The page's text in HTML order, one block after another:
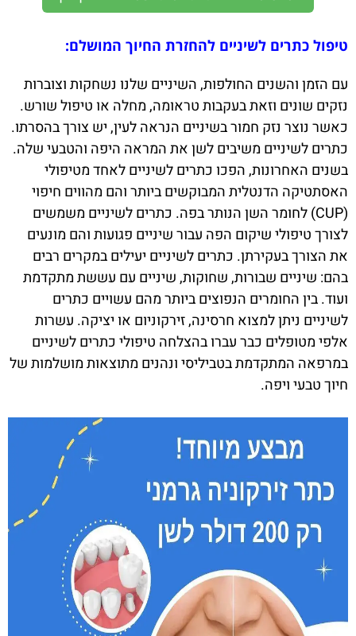
טיפול כתרים לשיניים להחזרת החיוך המושלם:
עם הזמן והשנים החולפות, השיניים שלנו נשחקות וצוברות
נזקים שונים וזאת בעקבות טראומה, מחלה או טיפול שורש.
כאשר נוצר נזק חמור בשיניים הנראה לעין, יש צורך בהסרתו.
כתרים לשיניים משיבים לשן את המראה היפה והטבעי שלה.
בשנים האחרונות, הפכו כתרים לשיניים לאחד מטיפולי
האסתטיקה הדנטלית המבוקשים ביותר והם מהווים חיפוי
(CUP) לחומר השן הנותר בפה. כתרים לשיניים משמשים
לצורך טיפולי שיקום הפה עבור שיניים פגועות והם מונעים
את הצורך בעקירתן. כתרים לשיניים יעילים במקרים רבים
בהם: שיניים שבורות, שחוקות, שיניים עם עששת מתקדמת
ועוד. בין החומרים הנפוצים ביותר מהם עשויים כתרים
לשיניים ניתן למצוא חרסינה, זירקוניום או יציקה. עשרות
אלפי מטופלים כבר עברו בהצלחה טיפולי כתרים לשיניים
במרפאה המתקדמת בטביליסי ונהנים מתוצאות מושלמות של
חיוך טבעי ויפה.